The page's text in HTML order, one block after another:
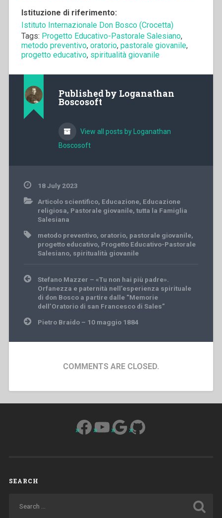
Istituzione di riferimento:
Istituto Internazionale Don Bosco (Crocetta)
Tags: Progetto Educativo-Pastorale Salesiano,
metodo preventivo, oratorio, pastorale giovanile,
progetto educativo, spiritualità giovanile
Published by Loganathan
Boscosoft
View all posts by Loganathan
Boscosoft
18 July 2023
Articolo scientifico, Educazione, Educazione
religiosa, Pastorale giovanile, tutta la Famiglia
Salesiana
metodo preventivo, oratorio, pastorale giovanile,
progetto educativo, Progetto Educativo-Pastorale
Salesiano, spiritualità giovanile
Post
navigation
Stefano Mazzer – «Tu non hai più padre».
Orfanezza e paternità nell’esperienza spirituale
di don Bosco a partire dalle “Memorie
dell’Oratorio di san Francesco di Sales”
Pietro Braido – 10 maggio 1884
COMMENTS ARE CLOSED.
Facebook
YouTube
Google
GitHub
SEARCH